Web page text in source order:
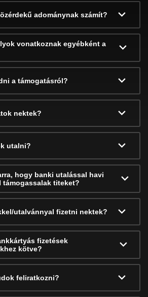
adománynak számít?
vonatkoznak egyébként a
a támogatásról?
nektek?
utalni?
hogy banki utalással havi
támogassalak titeket?
utalvánnyal fizetni nektek?
fizetések
kötve?
feliratkozni?